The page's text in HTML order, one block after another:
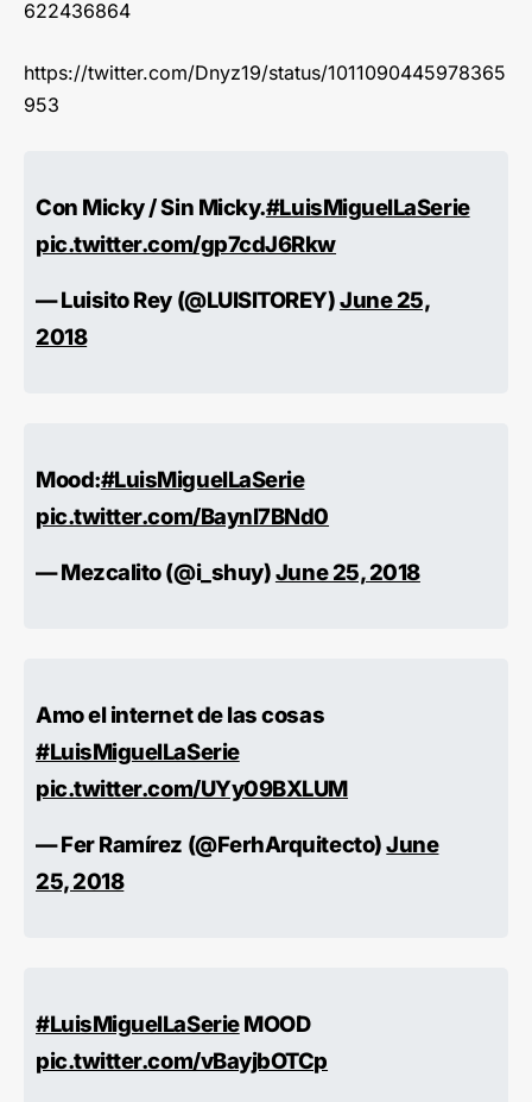
622436864
https://twitter.com/Dnyz19/status/1011090445978365
953
Con Micky / Sin Micky.#LuisMiguelLaSerie
pic.twitter.com/gp7cdJ6Rkw
— Luisito Rey (@LUISlTOREY)June 25,
2018
Mood:#LuisMiguelLaSerie
pic.twitter.com/Baynl7BNd0
— Mezcalito (@i_shuy)June 25, 2018
Amo el internet de las cosas
#LuisMiguelLaSerie
pic.twitter.com/UYy09BXLUM
— Fer Ramírez (@FerhArquitecto)June
25, 2018
#LuisMiguelLaSerieMOOD
pic.twitter.com/vBayjbOTCp